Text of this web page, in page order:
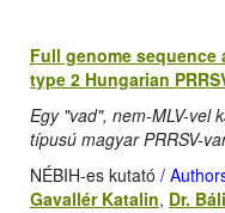
Full genome sequence
type 2 Hungarian
Egy "vad", nem-MLV-vel
típusú magyar PRRSV-
NÉBIH-es kutató /
Gavallér Katalin, Dr.